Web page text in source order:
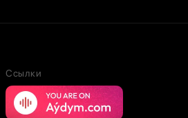
Ссылки